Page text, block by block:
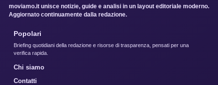
moviamo.it unisce notizie, guide e analisi in un layout editoriale moderno.
Aggiornato continuamente dalla redazione.
Popolari
Briefing quotidiani della redazione e risorse di trasparenza, pensati per una
verifica rapida.
Chi siamo
Contatti